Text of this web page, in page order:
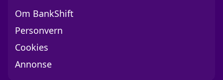
Om BankShift
Personvern
Cookies
Annonse